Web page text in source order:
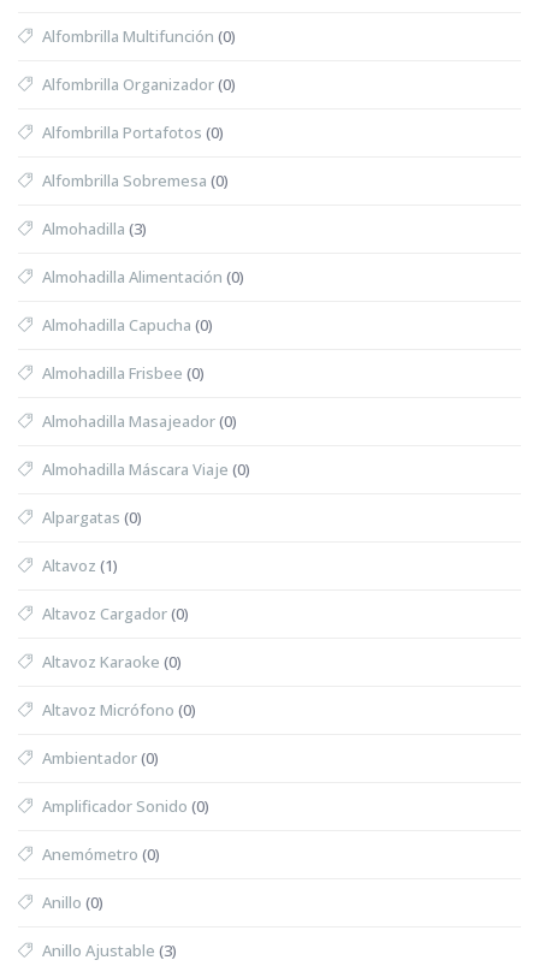
Alfombrilla Multifunción (0)
Alfombrilla Organizador(0)
Alfombrilla Portafotos (0)
Alfombrilla Sobremesa (0)
Almohadilla (3)
Almohadilla Alimentación (0)
Almohadilla Capucha (0)
Almohadilla Frisbee (0)
Almohadilla Masajeador(0)
Almohadilla Máscara Viaje (0)
Alpargatas (0)
Altavoz (1)
Altavoz Cargador(0)
Altavoz Karaoke (0)
Altavoz Micrófono (0)
Ambientador(0)
Amplificador Sonido (0)
Anemómetro (0)
Anillo (0)
Anillo Ajustable (3)